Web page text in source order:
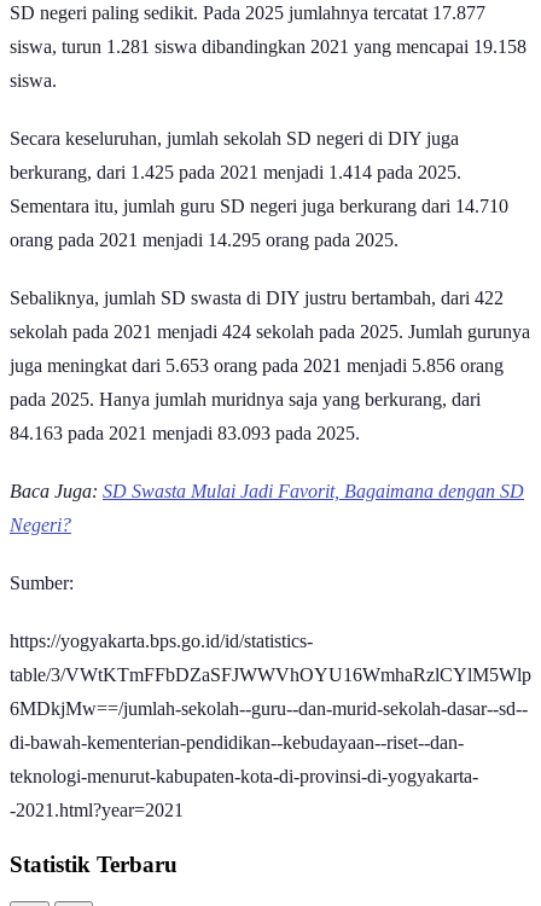
SD negeri paling sedikit. Pada 2025 jumlahnya tercatat 17.877
siswa, turun 1.281 siswa dibandingkan 2021 yang mencapai 19.158
siswa.
Secara keseluruhan, jumlah sekolah SD negeri di DIY juga
berkurang, dari 1.425 pada 2021 menjadi 1.414 pada 2025.
Sementara itu, jumlah guru SD negeri juga berkurang dari 14.710
orang pada 2021 menjadi 14.295 orang pada 2025.
Sebaliknya, jumlah SD swasta di DIY justru bertambah, dari 422
sekolah pada 2021 menjadi 424 sekolah pada 2025. Jumlah gurunya
juga meningkat dari 5.653 orang pada 2021 menjadi 5.856 orang
pada 2025. Hanya jumlah muridnya saja yang berkurang, dari
84.163 pada 2021 menjadi 83.093 pada 2025.
Baca Juga: SD Swasta Mulai Jadi Favorit, Bagaimana dengan SD
Negeri?
Sumber:
https://yogyakarta.bps.go.id/id/statistics-
table/3/VWtKTmFFbDZaSFJWWVhOYU16WmhaRzlCYlM5Wlp
6MDkjMw==/jumlah-sekolah--guru--dan-murid-sekolah-dasar--sd--
di-bawah-kementerian-pendidikan--kebudayaan--riset--dan-
teknologi-menurut-kabupaten-kota-di-provinsi-di-yogyakarta-
-2021.html?year=2021
Statistik Terbaru